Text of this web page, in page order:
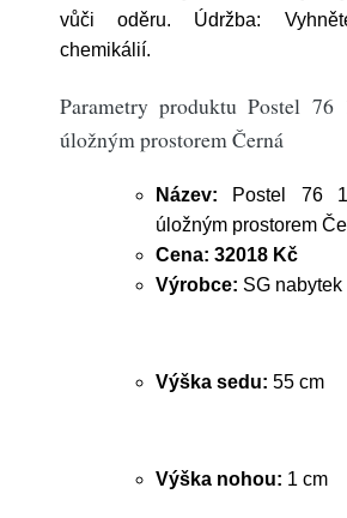
vůči oděru. Údržba:
chemikálií.
Parametry produktu Postel 76
úložným prostorem Černá
Název: Postel 76
úložným prostorem
Cena: 32018 Kč
Výrobce: SG nabytek
Výška sedu: 55 cm
Výška nohou: 1 cm